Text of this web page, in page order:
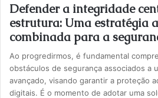
Defender a integridade
estrutura: Uma estratégia
combinada para a
Ao progredirmos, é fundamental
obstáculos de segurança associados a
avançado, visando garantir a proteção
digitais. É o momento de adotar uma